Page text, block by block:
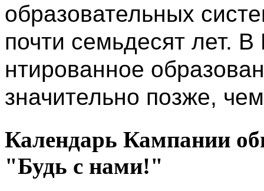
образовательных
почти семьдесят лет.
нтированное
значительно позже,
Календарь Кампании
"Будь с нами!"